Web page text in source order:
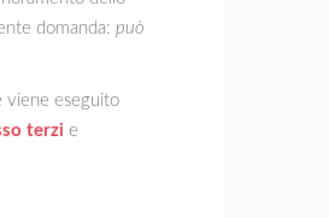
domanda: può
viene eseguito
terzi e